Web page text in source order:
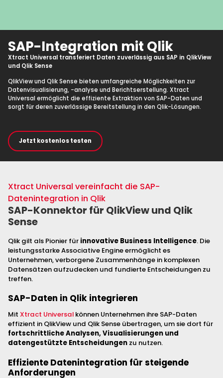
SAP-Integration mit Qlik
Xtract Universal transferiert Daten zuverlässig aus SAP in QlikView
und Qlik Sense
QlikView und Qlik Sense bieten umfangreiche Möglichkeiten zur
Datenvisualisierung, -analyse und Berichtserstellung. Xtract
Universal ermöglicht die effiziente Extraktion von SAP-Daten und
sorgt für deren zuverlässige Bereitstellung in den Qlik-Lösungen.
Jetzt kostenlos testen
Xtract Universal vereinfacht die SAP-
Datenintegration in Qlik
SAP-Konnektor für QlikView und Qlik
Sense
Qlik gilt als Pionier für innovative Business Intelligence. Die
leistungsstarke Associative Engine ermöglicht es
Unternehmen, verborgene Zusammenhänge in komplexen
Datensätzen aufzudecken und fundierte Entscheidungen zu
treffen.
SAP-Daten in Qlik integrieren
Mit Xtract Universal können Unternehmen ihre SAP-Daten
effizient in QlikView und Qlik Sense übertragen, um sie dort für
fortschrittliche Analysen, Visualisierungen und
datengestützte Entscheidungen zu nutzen.
Effiziente Datenintegration für steigende
Anforderungen